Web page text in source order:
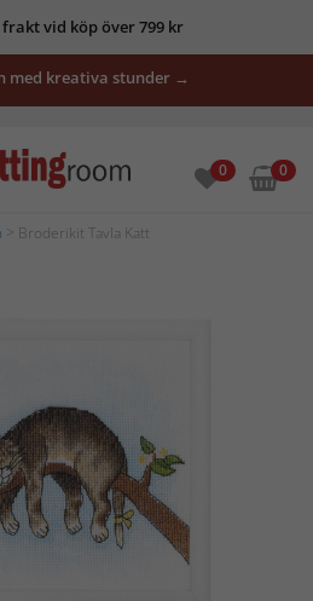
vid köp över 799 kr
med kreativa stunder →
0 0
> Broderikit Tavla Katt